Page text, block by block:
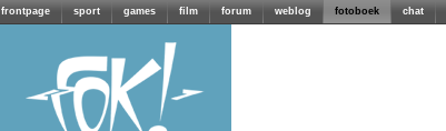
frontpage sport games film forum weblog fotoboek chat